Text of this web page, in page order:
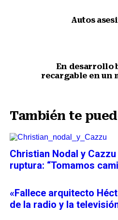
Autos
En desarrollo
recargable en un
También te
Christian Nodal y
ruptura: “Tomamos
«Fallece arquitecto
de la radio y la